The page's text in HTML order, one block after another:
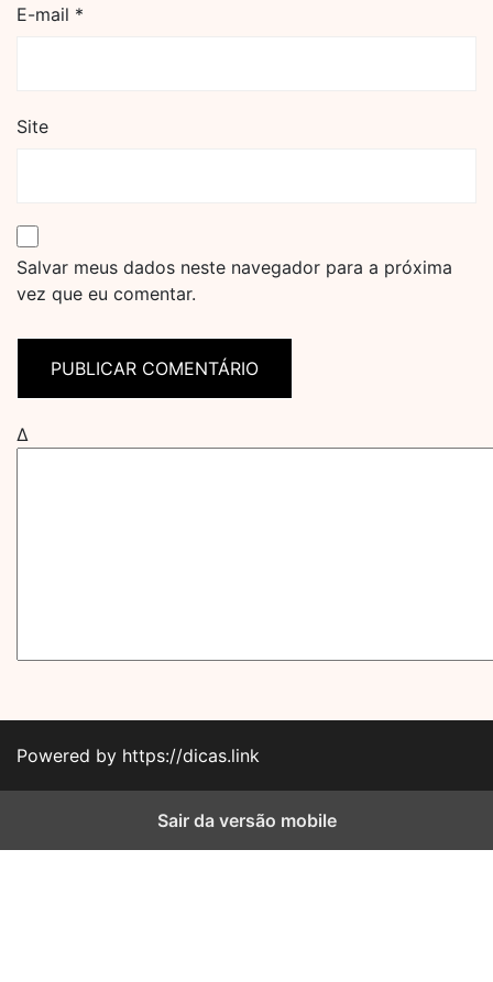
E-mail *
Site
Salvar meus dados neste navegador para a próxima
vez que eu comentar.
Δ
Powered by https://dicas.link
Sair da versão mobile